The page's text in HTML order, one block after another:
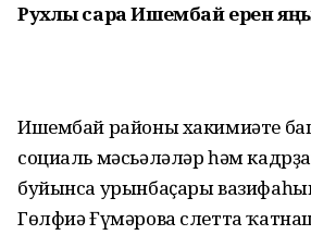
Рухлы сара Ишембай ерен
Ишембай районы хакимиәте
социаль мәсьәләләр һәм
буйынса урынбаҫары
Гөлфиә Ғүмәрова слетта